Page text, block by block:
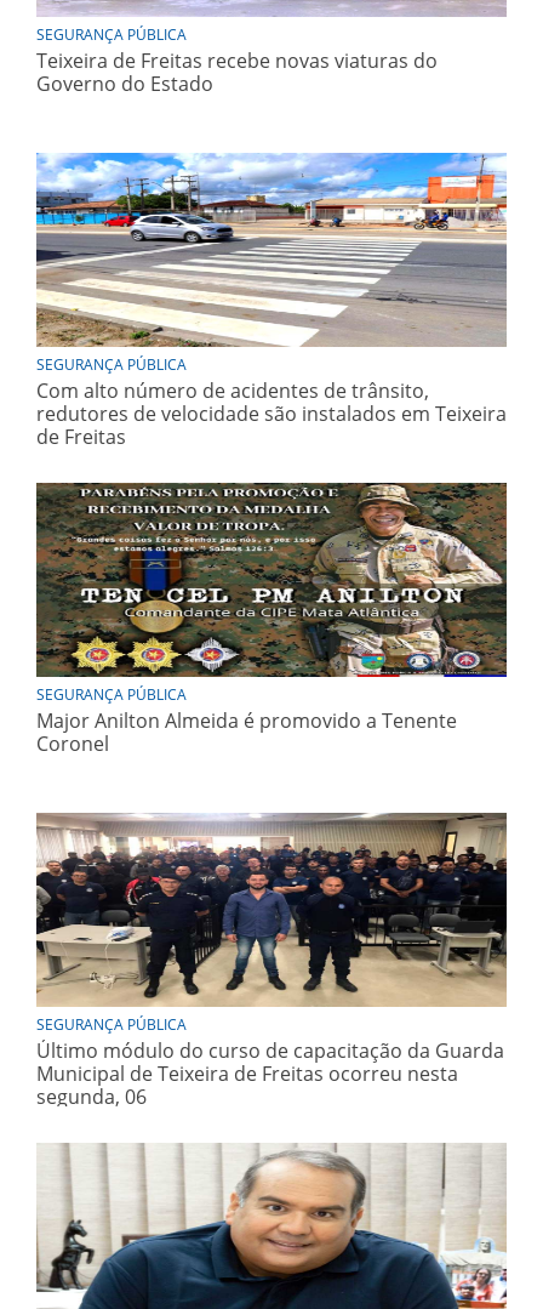
SEGURANÇA PÚBLICA
Teixeira de Freitas recebe novas viaturas do
Governo do Estado
SEGURANÇA PÚBLICA
Com alto número de acidentes de trânsito,
redutores de velocidade são instalados em Teixeira
de Freitas
SEGURANÇA PÚBLICA
Major Anilton Almeida é promovido a Tenente
Coronel
SEGURANÇA PÚBLICA
Último módulo do curso de capacitação da Guarda
Municipal de Teixeira de Freitas ocorreu nesta
segunda, 06